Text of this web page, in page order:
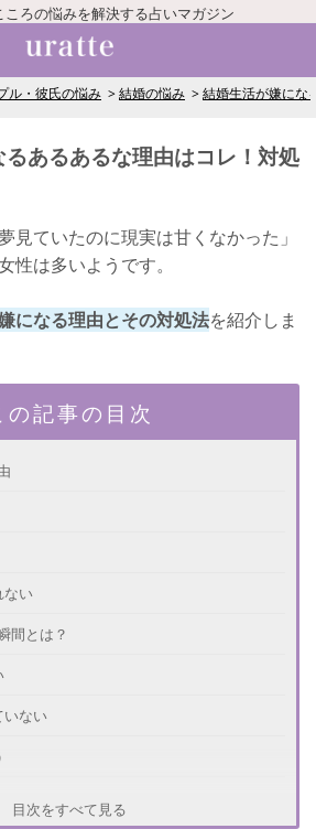
ろの悩みを解決する占いマガジン
ル・彼氏の悩み 結婚の悩み 結婚生活が嫌にな
あるあるな理由はコレ！対処
見ていたのに現実は甘くなかった」
性は多いようです。
になる理由とその対処法を紹介しま
の記事の目次
ない
間とは？
いない
目次をすべて見る